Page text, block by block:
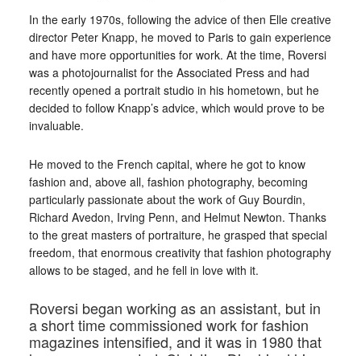
In the early 1970s, following the advice of then Elle creative
director Peter Knapp, he moved to Paris to gain experience
and have more opportunities for work. At the time, Roversi
was a photojournalist for the Associated Press and had
recently opened a portrait studio in his hometown, but he
decided to follow Knapp’s advice, which would prove to be
invaluable.
He moved to the French capital, where he got to know
fashion and, above all, fashion photography, becoming
particularly passionate about the work of Guy Bourdin,
Richard Avedon, Irving Penn, and Helmut Newton. Thanks
to the great masters of portraiture, he grasped that special
freedom, that enormous creativity that fashion photography
allows to be staged, and he fell in love with it.
Roversi began working as an assistant, but in
a short time commissioned work for fashion
magazines intensified, and it was in 1980 that